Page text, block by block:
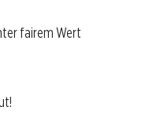
fairem Wert